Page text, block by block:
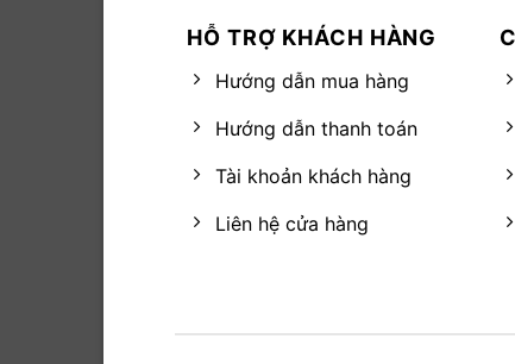
HỖ TRỢ KHÁCH HÀNG
Hướng dẫn mua hàng
Hướng dẫn thanh toán
Tài khoản khách hàng
Liên hệ cửa hàng